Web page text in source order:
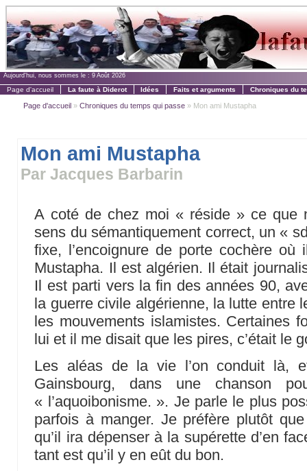
Aujourd'hui, nous sommes le : 9 Août 2026
Page d'accueil La faute à Diderot Idées Faits et arguments Chroniques du
Page d'accueil »Chroniques du temps qui passe » Mon ami Mustapha
Mon ami Mustapha
Par Jacques Barbarin
A coté de chez moi « réside » ce que
sens du sémantiquement correct, un «
fixe, l’encoignure de porte cochère où
Mustapha. Il est algérien. Il était
Il est parti vers la fin des années 90,
la guerre civile algérienne, la lutte entre
les mouvements islamistes. Certaines
lui et il me disait que les pires, c’était le
Les aléas de la vie l’on conduit là,
Gainsbourg, dans une chanson
« l’aquoibonisme. ». Je parle le plus
parfois à manger. Je préfère plutôt
qu’il ira dépenser à la supérette d’en
tant est qu’il y en eût du bon.